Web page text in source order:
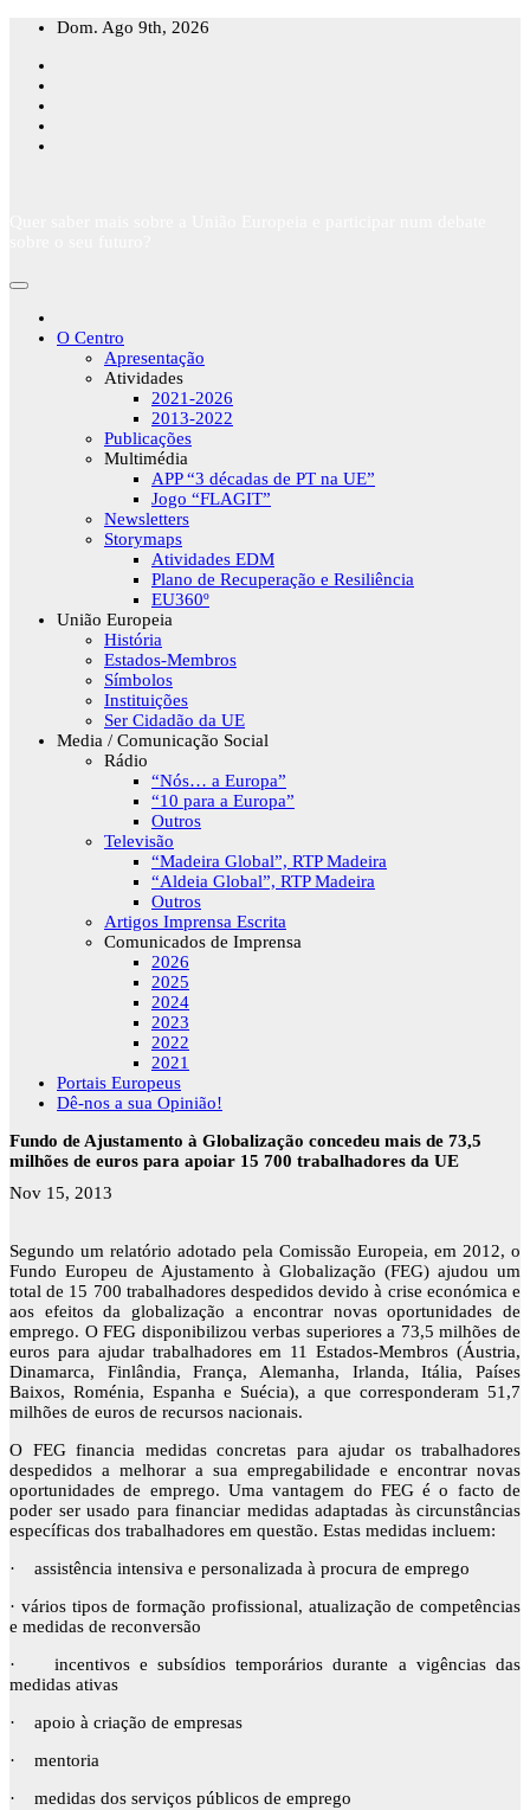
Skip
content
Dom. Ago 9th, 2026
O Centro
Apresentação
Atividades
2021-2026
2013-2022
Publicações
Multimédia
APP “3 décadas de PT na UE”
Jogo “FLAGIT”
Newsletters
Storymaps
Atividades EDM
Plano de Recuperação e Resiliência
EU360º
União Europeia
História
Estados-Membros
Símbolos
Instituições
Ser Cidadão da UE
Media / Comunicação Social
Rádio
“Nós… a Europa”
“10 para a Europa”
Outros
Televisão
“Madeira Global”, RTP Madeira
“Aldeia Global”, RTP Madeira
Outros
Artigos Imprensa Escrita
Comunicados de Imprensa
2026
2025
2024
2023
2022
2021
Portais Europeus
Dê-nos a sua Opinião!
Fundo de Ajustamento à Globalização concedeu mais de 73,5
milhões de euros para apoiar 15 700 trabalhadores da UE
Nov 15, 2013
Segundo um relatório adotado pela Comissão Europeia, em 2012, o
Fundo Europeu de Ajustamento à Globalização (FEG) ajudou um
total de 15 700 trabalhadores despedidos devido à crise económica e
aos efeitos da globalização a encontrar novas oportunidades de
emprego. O FEG disponibilizou verbas superiores a 73,5 milhões de
euros para ajudar trabalhadores em 11 Estados-Membros (Áustria,
Dinamarca, Finlândia, França, Alemanha, Irlanda, Itália, Países
Baixos, Roménia, Espanha e Suécia), a que corresponderam 51,7
milhões de euros de recursos nacionais.
O FEG financia medidas concretas para ajudar os trabalhadores
despedidos a melhorar a sua empregabilidade e encontrar novas
oportunidades de emprego. Uma vantagem do FEG é o facto de
poder ser usado para financiar medidas adaptadas às circunstâncias
específicas dos trabalhadores em questão. Estas medidas incluem:
· assistência intensiva e personalizada à procura de emprego
· vários tipos de formação profissional, atualização de competências
e medidas de reconversão
· incentivos e subsídios temporários durante a vigências das
medidas ativas
· apoio à criação de empresas
· mentoria
· medidas dos serviços públicos de emprego